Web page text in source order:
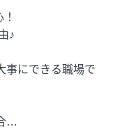
♪
事にできる職場で
…